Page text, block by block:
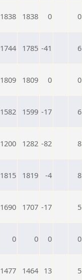
1838 1838 0 0
1744 1785 -41 6
1809 1809 0 0
1582 1599 -17 6
1200 1282 -82 8
1815 1819 -4 8
1690 1707 -17 5
0 0 0 0
1477 1464 13 5